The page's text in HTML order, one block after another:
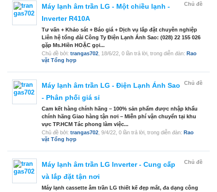
Chủ đề
Máy lạnh âm trần LG - Một chiều lạnh -
Inverter R410A
Tư vấn + Khảo sát + Báo giá + Dịch vụ lắp đặt chuyên nghiệp
Liên hệ tổng đài Công Ty Điện Lạnh Ánh Sao: (028) 22 155 026
gặp Ms.Hiền HOẶC gọi...
Chủ đề bởi: trangas702 18/6/22 , 0 lần trả lời, trong diễn đàn: Rao
vặt Tổng hợp
Chủ đề
Máy lạnh âm trần LG - Điện Lạnh Ánh Sao
- Phân phối giá sỉ
Cam kết hàng chính hãng – 100% sản phẩm được nhập khẩu
chính hãng Giao hàng tận nơi – Miễn phí vận chuyển tại khu
vực TP.HCM Tác phong làm việc...
Chủ đề bởi: trangas702 9/4/22 , 0 lần trả lời, trong diễn đàn: Rao
vặt Tổng hợp
Chủ đề
Máy lạnh âm trần LG Inverter - Cung cấp
và lắp đặt tận nơi
Máy lạnh cassette âm trần LG thiết kế đẹp mắt, đa dạng công